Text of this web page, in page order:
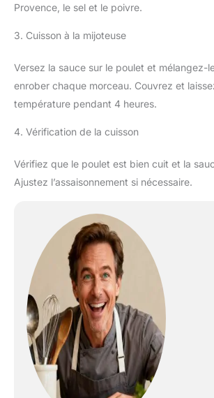
Provence, le sel et le poivre.
3. Cuisson à la mijoteuse
Versez la sauce sur le poulet et mélangez-
enrober chaque morceau. Couvrez et
température pendant 4 heures.
4. Vérification de la cuisson
Vérifiez que le poulet est bien cuit et la
Ajustez l’assaisonnement si nécessaire.